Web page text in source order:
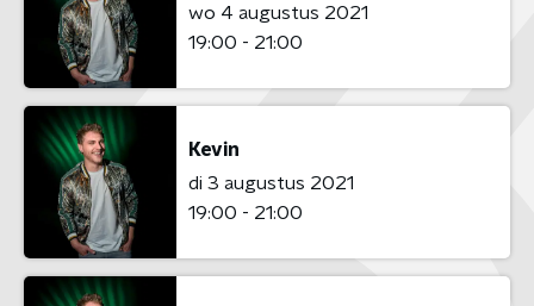
wo 4 augustus 2021
19:00 - 21:00
Kevin
di 3 augustus 2021
19:00 - 21:00